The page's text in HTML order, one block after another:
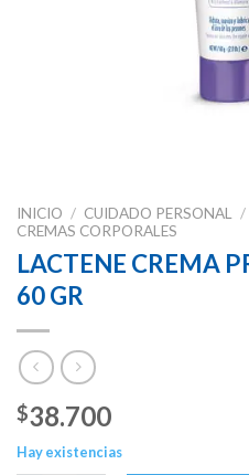
INICIO / CUIDADO PERSONAL /
CREMAS CORPORALES
LACTENE CREMA
60 GR
$38.700
Hay existencias